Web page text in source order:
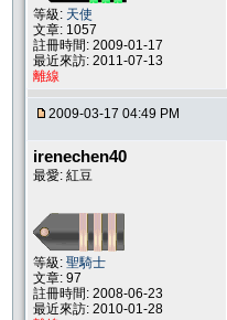
等級: 天使
文章: 1057
註冊時間: 2009-01-17
最近來訪: 2011-07-13
離線
2009-03-17 04:49 PM
irenechen40
最愛: 紅豆
等級: 聖騎士
文章: 97
註冊時間: 2008-06-23
最近來訪: 2010-01-28